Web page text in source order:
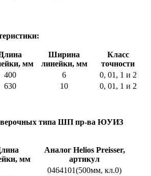
Длина
мм
Ширина
линейки, мм
Класс
точности
400 6
0, 01, 1 и 2
630 10 0, 01, 1 и 2
типа ШП пр-ва ЮУИЗ
мм
Аналог Helios Preisser,
артикул
0464101(500мм, кл.0)